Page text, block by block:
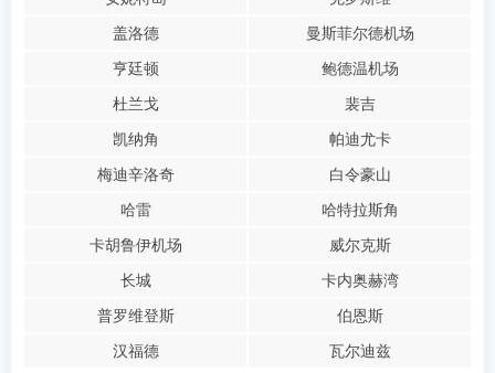
盖洛德
曼斯菲尔德机场
亨廷顿
鲍德温机场
杜兰戈
裴吉
凯纳角
帕迪尤卡
梅迪辛洛奇
白令豪山
哈雷
哈特拉斯角
卡胡鲁伊机场
威尔克斯
长城
卡内奥赫湾
普罗维登斯
伯恩斯
汉福德
瓦尔迪兹